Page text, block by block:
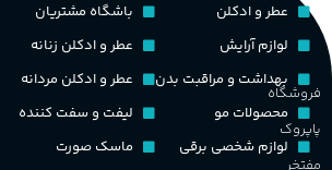
پخش بو
کشور مبدا برند
چوبی
PA_بخش-بو
نت‌های چوبی
فروشگاه
پاپروک
مفتخر
عطر و ادکلن
لوازم آرایش
بهداشت و مراقبت بدن
محصولات مو
لوازم شخصی برقی
باشگاه مشتریان
عطر و ادکلن زنانه
عطر و ادکلن مردانه
لیفت و سفت کننده
ماسک صورت